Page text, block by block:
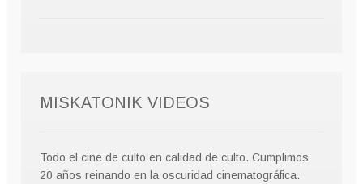
MISKATONIK VIDEOS
Todo el cine de culto en calidad de culto. Cumplimos
20 años reinando en la oscuridad cinematográfica.